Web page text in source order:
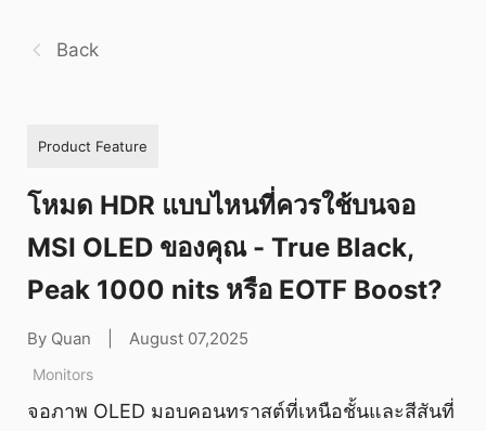
Back
Product Feature
โหมด HDR แบบไหนที่ควรใช้บนจอ
MSI OLED ของคุณ - True Black,
Peak 1000 nits หรือ EOTF Boost?
By Quan August 07,2025
Monitors
จอภาพ OLED มอบคอนทราสต์ที่เหนือชั้นและสีสันที่